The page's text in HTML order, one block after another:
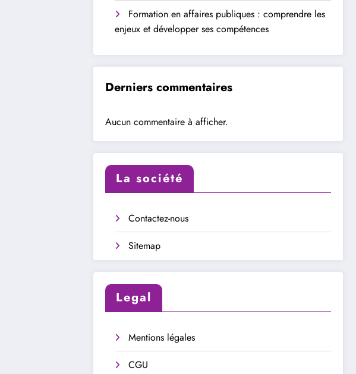
Formation en affaires publiques : comprendre les
enjeux et développer ses compétences
Derniers commentaires
Aucun commentaire à afficher.
La société
Contactez-nous
Sitemap
Legal
Mentions légales
CGU